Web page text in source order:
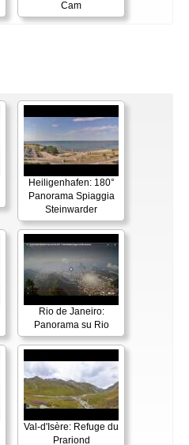
Cam
Heiligenhafen: 180°
Panorama Spiaggia
Steinwarder
Rio de Janeiro:
Panorama su Rio
Val-d'Isère: Refuge du
Prariond